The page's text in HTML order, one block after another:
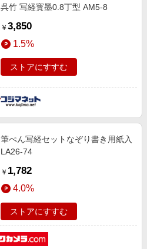
呉竹 写経寳墨0.8丁型 AM5-8
￥ 3,850
1.5%
ストアにすすむ
筆ぺん写経セットなぞり書き用紙入
LA26-74
￥ 1,782
4.0%
ストアにすすむ